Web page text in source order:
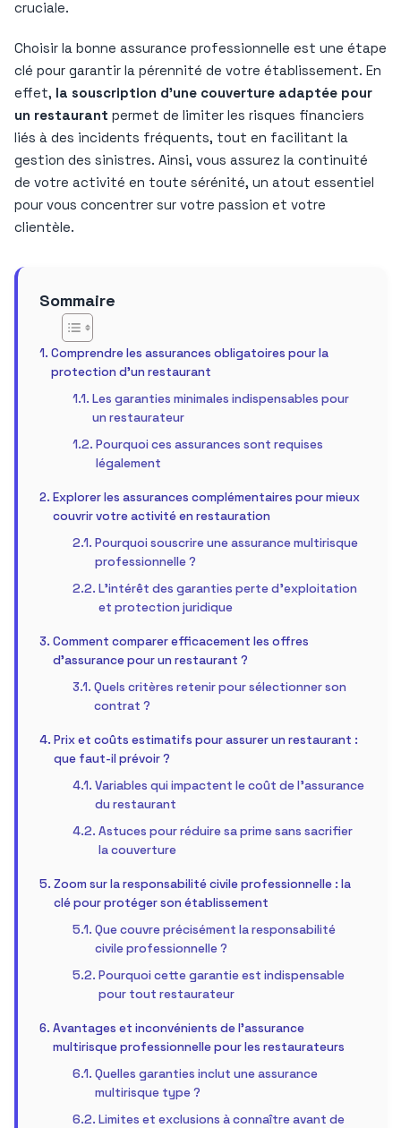
cruciale.
Choisir la bonne assurance professionnelle est une étape
clé pour garantir la pérennité de votre établissement. En
effet, la souscription d’une couverture adaptée pour
un restaurant permet de limiter les risques financiers
liés à des incidents fréquents, tout en facilitant la
gestion des sinistres. Ainsi, vous assurez la continuité
de votre activité en toute sérénité, un atout essentiel
pour vous concentrer sur votre passion et votre
clientèle.
Sommaire
Comprendre les assurances obligatoires pour la
protection d’un restaurant
Les garanties minimales indispensables pour
un restaurateur
Pourquoi ces assurances sont requises
légalement
Explorer les assurances complémentaires pour mieux
couvrir votre activité en restauration
Pourquoi souscrire une assurance multirisque
professionnelle ?
L’intérêt des garanties perte d’exploitation
et protection juridique
Comment comparer efficacement les offres
d’assurance pour un restaurant ?
Quels critères retenir pour sélectionner son
contrat ?
Prix et coûts estimatifs pour assurer un restaurant :
que faut-il prévoir ?
Variables qui impactent le coût de l’assurance
du restaurant
Astuces pour réduire sa prime sans sacrifier
la couverture
Zoom sur la responsabilité civile professionnelle : la
clé pour protéger son établissement
Que couvre précisément la responsabilité
civile professionnelle ?
Pourquoi cette garantie est indispensable
pour tout restaurateur
Avantages et inconvénients de l’assurance
multirisque professionnelle pour les restaurateurs
Quelles garanties inclut une assurance
multirisque type ?
Limites et exclusions à connaître avant de